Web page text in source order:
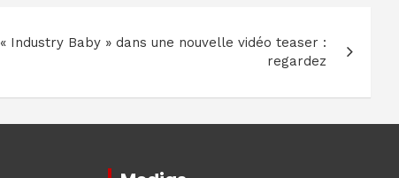
Industry Baby » dans une nouvelle vidéo teaser :
regardez